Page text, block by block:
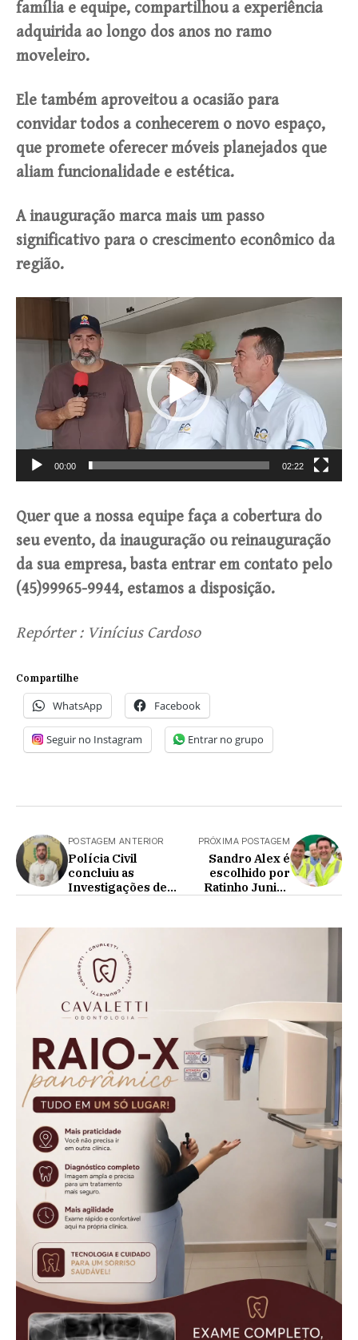
família e equipe, compartilhou a experiência
adquirida ao longo dos anos no ramo
moveleiro.
Ele também aproveitou a ocasião para
convidar todos a conhecerem o novo espaço,
que promete oferecer móveis planejados que
aliam funcionalidade e estética.
A inauguração marca mais um passo
significativo para o crescimento econômico da
região.
Tocador
00:00 02:22
Quer que a nossa equipe faça a cobertura do
seu evento, da inauguração ou reinauguração
da sua empresa, basta entrar em contato pelo
(45)99965-9944, estamos a disposição.
Repórter : Vinícius Cardoso
Compartilhe
WhatsApp Facebook
Seguir no Instagram Entrar no grupo
POSTAGEM ANTERIOR
Polícia Civil
concluiu as
Investigações de
de Cafelândia
PRÓXIMA POSTAGEM
Sandro Alex é
escolhido por
Ratinho Junior
Paraná em 2026